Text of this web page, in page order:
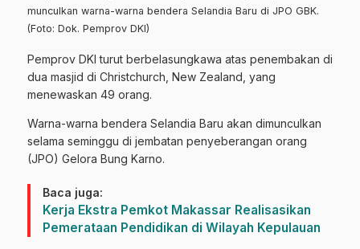
munculkan warna-warna bendera Selandia Baru di JPO GBK.
(Foto: Dok. Pemprov DKI)
Pemprov DKI turut berbelasungkawa atas penembakan di
dua masjid di Christchurch, New Zealand, yang
menewaskan 49 orang.
Warna-warna bendera Selandia Baru akan dimunculkan
selama seminggu di jembatan penyeberangan orang
(JPO) Gelora Bung Karno.
Baca juga:
Kerja Ekstra Pemkot Makassar Realisasikan
Pemerataan Pendidikan di Wilayah Kepulauan